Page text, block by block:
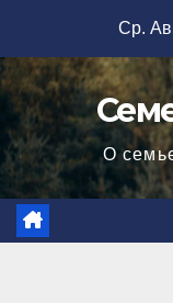
содержимому
Ср.
О